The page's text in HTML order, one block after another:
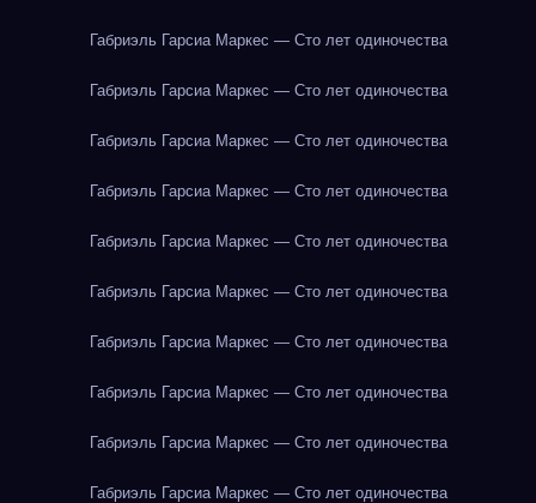
Габриэль Гарсиа Маркес — Сто лет одиночества
Габриэль Гарсиа Маркес — Сто лет одиночества
Габриэль Гарсиа Маркес — Сто лет одиночества
Габриэль Гарсиа Маркес — Сто лет одиночества
Габриэль Гарсиа Маркес — Сто лет одиночества
Габриэль Гарсиа Маркес — Сто лет одиночества
Габриэль Гарсиа Маркес — Сто лет одиночества
Габриэль Гарсиа Маркес — Сто лет одиночества
Габриэль Гарсиа Маркес — Сто лет одиночества
Габриэль Гарсиа Маркес — Сто лет одиночества